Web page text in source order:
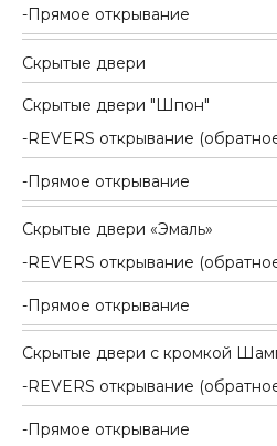
Прямое открывание
Скрытые двери
Скрытые двери "Шпон"
REVERS открывание
Прямое открывание
Скрытые двери «Эмаль»
REVERS открывание
Прямое открывание
Скрытые двери с кромкой
REVERS открывание
Прямое открывание